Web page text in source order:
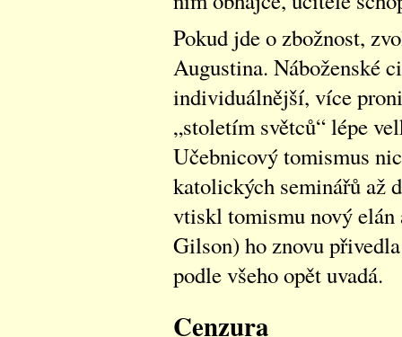
Pokud jde o zbožnost,
Augustina. Náboženské
individuálnější, více
„stoletím světců“ lépe
Učebnicový tomismus
katolických seminářů až
vtiskl tomismu nový
Gilson) ho znovu
podle všeho opět uvadá.
Cenzura